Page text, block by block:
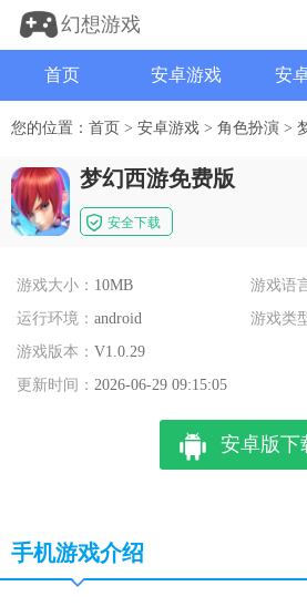
幻想游戏
首页 安卓游戏 安
您的位置： 首页 > 安卓游戏 > 角色扮演 >
梦幻西游免费版
安全下载
游戏大小： 10MB 游戏语
运行环境： android 游戏类
游戏版本： V1.0.29
更新时间： 2026-06-29 09:15:05
安卓版下
手机游戏介绍